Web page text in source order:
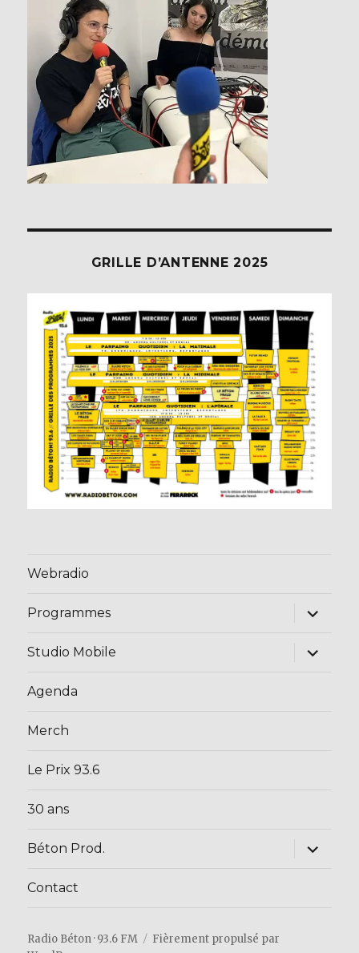
GRILLE D’ANTENNE 2025
Webradio
Programmes
ouvrir
menu
Studio Mobile
ouvrir
Agenda
Merch
Le Prix 93.6
30 ans
Béton Prod.
ouvrir
Contact
Radio Béton · 93.6 FM
Fièrement propulsé par